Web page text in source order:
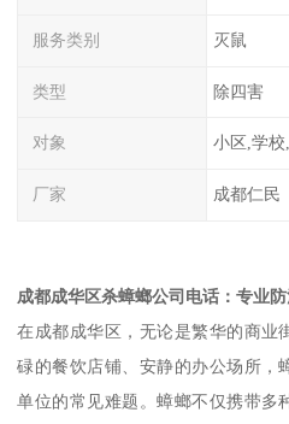
服务类别 灭鼠
类型 除四害
对象 小区,学校
厂家 成都仁民
成都成华区杀蟑螂公司电话：专业
在成都成华区，无论是繁华的商业
碌的餐饮店铺、安静的办公场所，
单位的常见难题。蟑螂不仅携带多